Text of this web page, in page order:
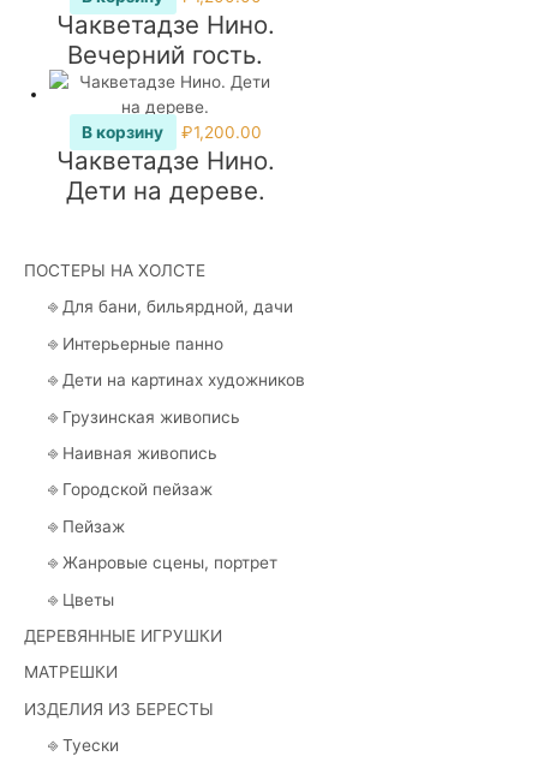
ПОСТЕРЫ НА ХОЛСТЕ
⎆ Для бани, бильярдной, дачи
⎆ Интерьерные панно
⎆ Дети на картинах художников
⎆ Грузинская живопись
⎆ Наивная живопись
⎆ Городской пейзаж
⎆ Пейзаж
⎆ Жанровые сцены, портрет
⎆ Цветы
ДЕРЕВЯННЫЕ ИГРУШКИ
МАТРЕШКИ
ИЗДЕЛИЯ ИЗ БЕРЕСТЫ
⎆ Туески
Чакветадзе Нино.
Вечерний гость.
В корзину ₽1,200.00
Чакветадзе Нино.
Дети на дереве.